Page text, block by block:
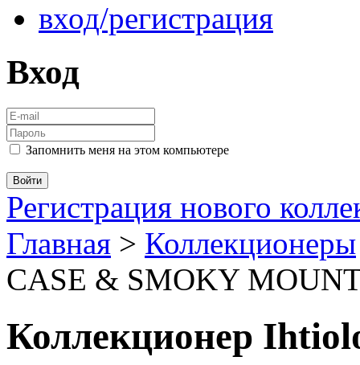
вход/регистрация
Вход
Запомнить меня на этом компьютере
Регистрация нового
Главная > Коллекционеры
CASE & SMOKY
Коллекционер